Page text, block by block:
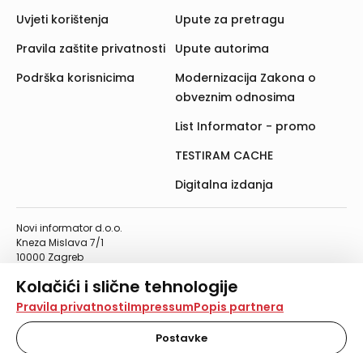
Kolačići i slične tehnologije
Na našoj web stranici koristimo kolačiće i slične
tehnologije za pohranu, čitanje i obradu informacija na
vašem uređaju. Time poboljšavamo korisničko iskustvo,
analiziramo promet na stranici te prikazujemo sadržaje i
Pravila privatnostiImpressumPopis partnera
Postavke
Novi informator d.o.o.
Kneza Mislava 7/1
10000 Zagreb
Telefaks: 01/4612-553
info@informator.hr
PRATITE NAS:
Uvjeti korištenja
Pravila zaštite privatnosti
Podrška korisnicima
Upute za pretragu
Upute autorima
Modernizacija Zakona o
obveznim odnosima
List Informator - promo
TESTIRAM CACHE
Digitalna izdanja